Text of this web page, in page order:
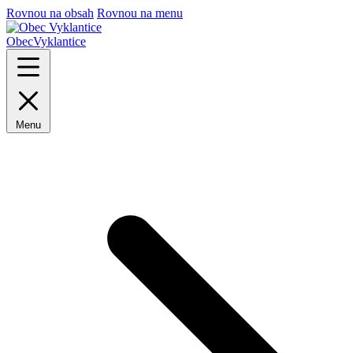
Rovnou na obsah Rovnou na menu
ObecVyklantice
Menu